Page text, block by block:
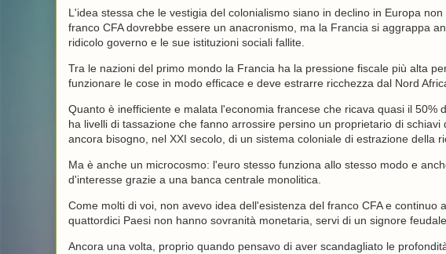
L'idea stessa che le vestigia del colonialismo siano in declino in Europa
franco CFA dovrebbe essere un anacronismo, ma la Francia si aggrappa
ridicolo governo e le sue istituzioni sociali fallite.
Tra le nazioni del primo mondo la Francia ha la pressione fiscale più alta
funzionare le cose in modo efficace e deve estrarre ricchezza dal Nord
Quanto è inefficiente e malata l'economia francese che ricava quasi il 50%
ha livelli di tassazione che fanno arrossire persino un proprietario di
ancora bisogno, nel XXI secolo, di un sistema coloniale di estrazione della
Ma è anche un microcosmo: l'euro stesso funziona allo stesso modo e
d'interesse grazie a una banca centrale monolitica.
Come molti di voi, non avevo idea dell'esistenza del franco CFA e
quattordici Paesi non hanno sovranità monetaria, servi di un signore
Ancora una volta, proprio quando pensavo di aver scandagliato le